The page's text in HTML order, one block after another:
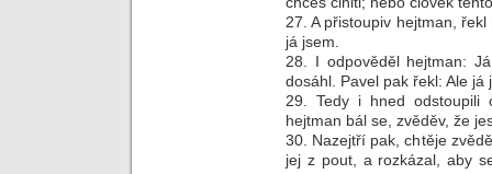
27. A přistoupiv hejtman,
já jsem.
28. I odpověděl hejtman:
dosáhl. Pavel pak řekl: Ale já
29. Tedy i hned
hejtman bál se, zvěděv, že
30. Nazejtří pak, chtěje
jej z pout, a rozkázal, aby